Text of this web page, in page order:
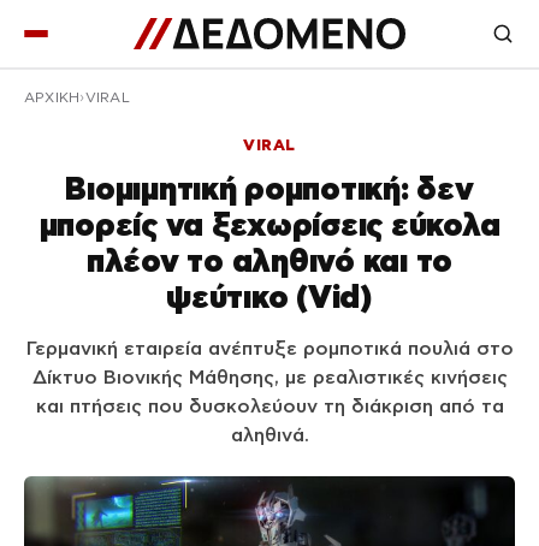
ΑΡΧΙΚΉ VIRAL
VIRAL
Βιομιμητική ρομποτική: δεν
μπορείς να ξεχωρίσεις εύκολα
πλέον το αληθινό και το
ψεύτικο (Vid)
Γερμανική εταιρεία ανέπτυξε ρομποτικά πουλιά στο
Δίκτυο Βιονικής Μάθησης, με ρεαλιστικές κινήσεις
και πτήσεις που δυσκολεύουν τη διάκριση από τα
αληθινά.